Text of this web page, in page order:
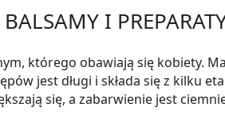
I
którego obawiają się kobiety.
jest długi i składa się z kilku
się, a zabarwienie jest